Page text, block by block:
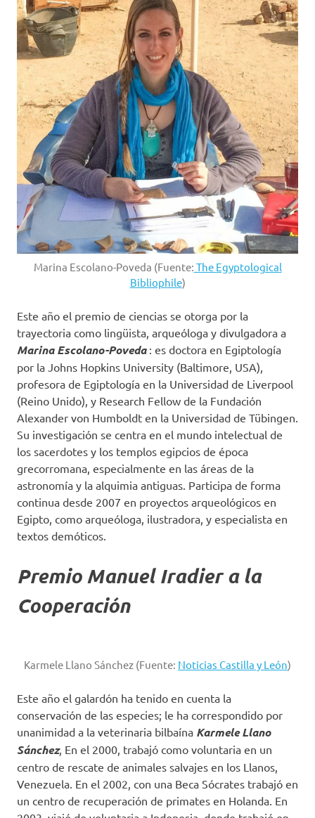
Marina Escolano-Poveda (Fuente: The Egyptological
Bibliophile)
Este año el premio de ciencias se otorga por la
trayectoria como lingüista, arqueóloga y divulgadora a
Marina Escolano-Poveda: es doctora en Egiptología
por la Johns Hopkins University (Baltimore, USA),
profesora de Egiptología en la Universidad de Liverpool
(Reino Unido), y Research Fellow de la Fundación
Alexander von Humboldt en la Universidad de Tübingen.
Su investigación se centra en el mundo intelectual de
los sacerdotes y los templos egipcios de época
grecorromana, especialmente en las áreas de la
astronomía y la alquimia antiguas. Participa de forma
continua desde 2007 en proyectos arqueológicos en
Egipto, como arqueóloga, ilustradora, y especialista en
textos demóticos.
Premio Manuel Iradier a la
Cooperación
Karmele Llano Sánchez (Fuente: Noticias Castilla y León)
Este año el galardón ha tenido en cuenta la
conservación de las especies; le ha correspondido por
unanimidad a la veterinaria bilbaína Karmele Llano
Sánchez, En el 2000, trabajó como voluntaria en un
centro de rescate de animales salvajes en los Llanos,
Venezuela. En el 2002, con una Beca Sócrates trabajó en
un centro de recuperación de primates en Holanda. En